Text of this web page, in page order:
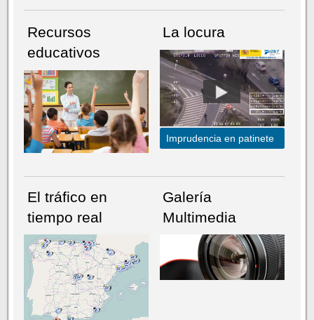
NÚMERO ACTUALHEMEROTECA
Recursos
educativos
La locura
Imprudencia en patinete
El tráfico en
tiempo real
Galería
Multimedia